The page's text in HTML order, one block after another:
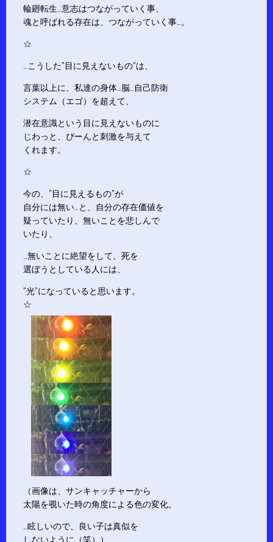
輪廻転生…意志はつながっていく事、
魂と呼ばれる存在は、つながっていく事…。
☆
…こうした”目に見えないもの”は、
言葉以上に、私達の身体…脳…自己防衛
システム（エゴ）を超えて、
潜在意識という目に見えないものに
じわっと、ぴーんと刺激を与えて
くれます。
☆
今の、”目に見えるもの”が
自分には無い…と、自分の存在価値を
疑っていたり、無いことを悲しんで
いたり、
…無いことに絶望をして、死を
選ぼうとしている人には、
”光”になっていると思います。
☆
（画像は、サンキャッチャーから
太陽を覗いた時の角度による色の変化。
…眩しいので、良い子は真似を
しないように（笑））